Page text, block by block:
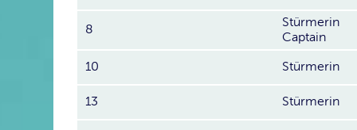
8
Stürmerin
Captain
10 Stürmerin
13 Stürmerin